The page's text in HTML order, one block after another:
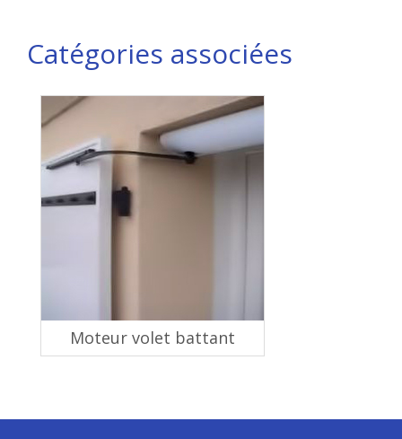
Catégories associées
Moteur volet battant